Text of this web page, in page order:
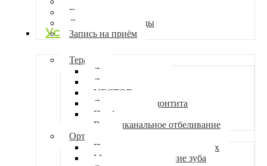
Вакансии
Лицензии и награды
Запись на приём
Услуги
Терапия
Лечение кариеса
Лечение пульпита
VECTOR терапия
Лечение периодонтита
Профгигиена
Внутриканальное отбеливание
Ортопедия
Протезирование на имплантах
Микровосстановление зуба